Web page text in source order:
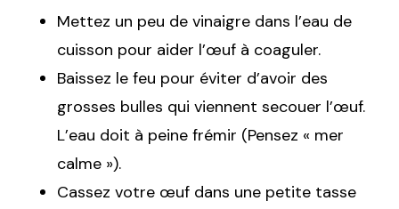
Mettez un peu de vinaigre dans l’eau de
cuisson pour aider l’œuf à coaguler.
Baissez le feu pour éviter d’avoir des
grosses bulles qui viennent secouer l’œuf.
L’eau doit à peine frémir (Pensez « mer
calme »).
Cassez votre œuf dans une petite tasse